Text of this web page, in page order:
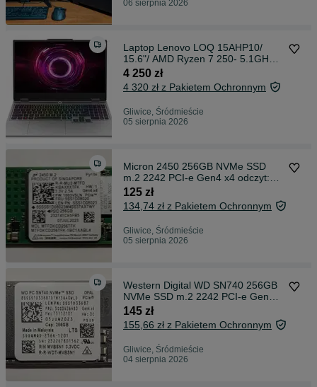
06 sierpnia 2026
Laptop Lenovo LOQ 15AHP10/
15.6"/ AMD Ryzen 7 250- 5.1GHz /
RTX 5060- 8GB / DDR5 16GB /
SSD 512GB NVMe / Windows 11 /
Gwarancja 2 lata
4 250 zł
4 320 zł z Pakietem Ochronnym
Gliwice, Śródmieście
05 sierpnia 2026
Micron 2450 256GB NVMe SSD
m.2 2242 PCI-e Gen4 x4 odczyt:
3500 zapis: 1600
125 zł
134,74 zł z Pakietem Ochronnym
Gliwice, Śródmieście
05 sierpnia 2026
Western Digital WD SN740 256GB
NVMe SSD m.2 2242 PCI-e Gen4
x4 odczyt: 4000 zapis: 2000,
Gwarancja: 12 miesięcy
145 zł
155,66 zł z Pakietem Ochronnym
Gliwice, Śródmieście
04 sierpnia 2026